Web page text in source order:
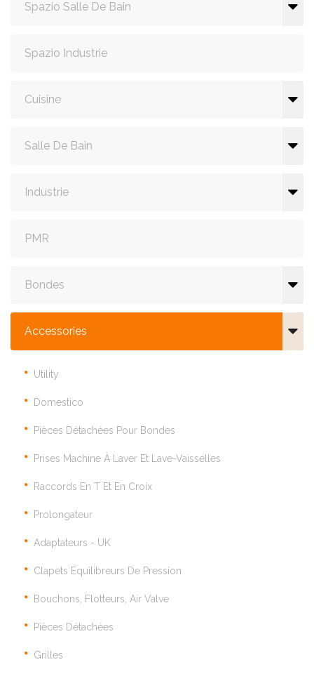
Spazio Salle De Bain
Spazio Industrie
Cuisine
Salle De Bain
Industrie
PMR
Bondes
Accessories
Utility
Domestico
Pièces Détachées Pour Bondes
Prises Machine À Laver Et Lave-Vaisselles
Raccords En T Et En Croix
Prolongateur
Adaptateurs - UK
Clapets Équilibreurs De Pression
Bouchons, Flotteurs, Air Valve
Pièces Détachées
Grilles